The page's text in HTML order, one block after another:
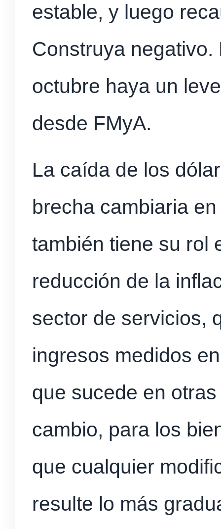
estable, y luego
Construya
octubre haya un
desde FMyA.
La caída de los
brecha cambiaria
también tiene su rol
reducción de la
sector de servicios,
ingresos medidos
que sucede en
cambio, para los
que cualquier
resulte lo más